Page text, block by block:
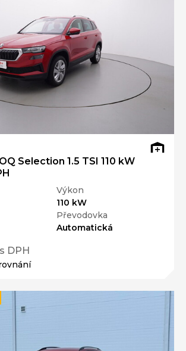
Selection 1.5 TSI 110 kW
Výkon
110 kW
Převodovka
Automatická
s DPH